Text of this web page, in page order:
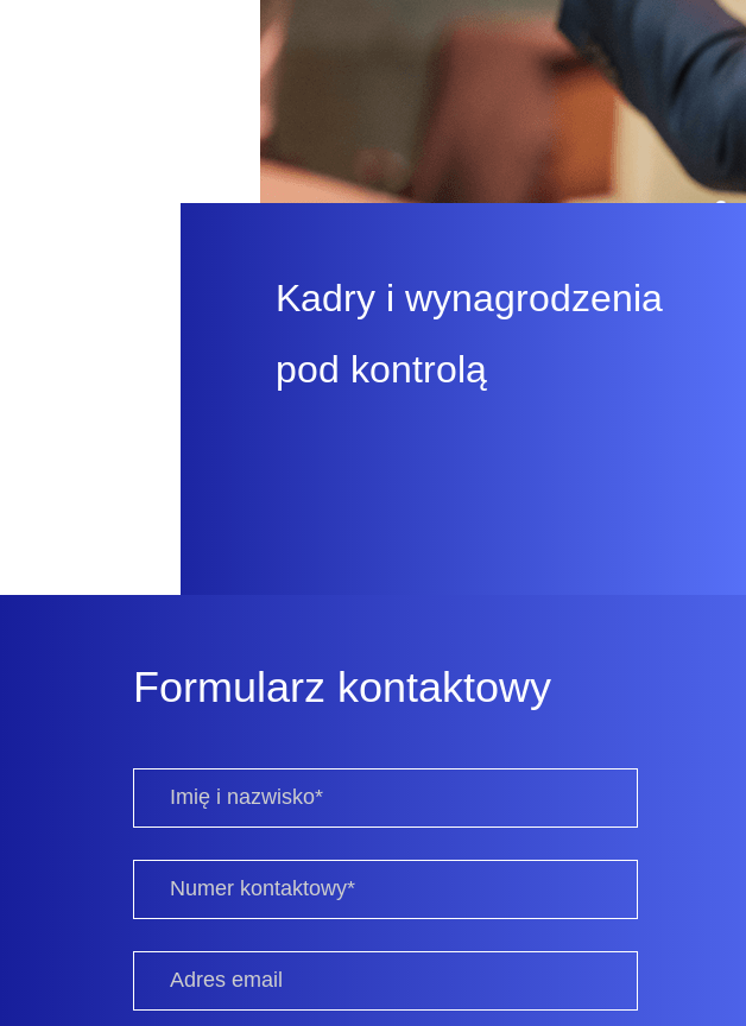
Kadry i wynagrodzenia
pod kontrolą
Formularz kontaktowy